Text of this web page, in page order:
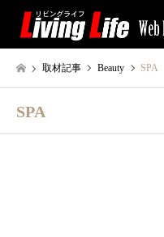
取材記事 Beauty SPA
SPA